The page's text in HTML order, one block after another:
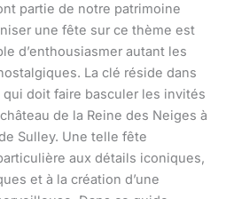
partie de notre patrimoine
une fête sur ce thème est
d’enthousiasmer autant les
La clé réside dans
qui doit faire basculer les invités
de la Reine des Neiges à
Sulley. Une telle fête
aux détails iconiques,
et à la création d’une